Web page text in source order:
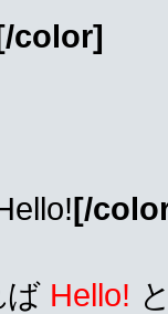
color]
[/
ば Hello!